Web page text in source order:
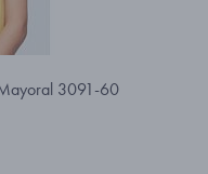
3091-60